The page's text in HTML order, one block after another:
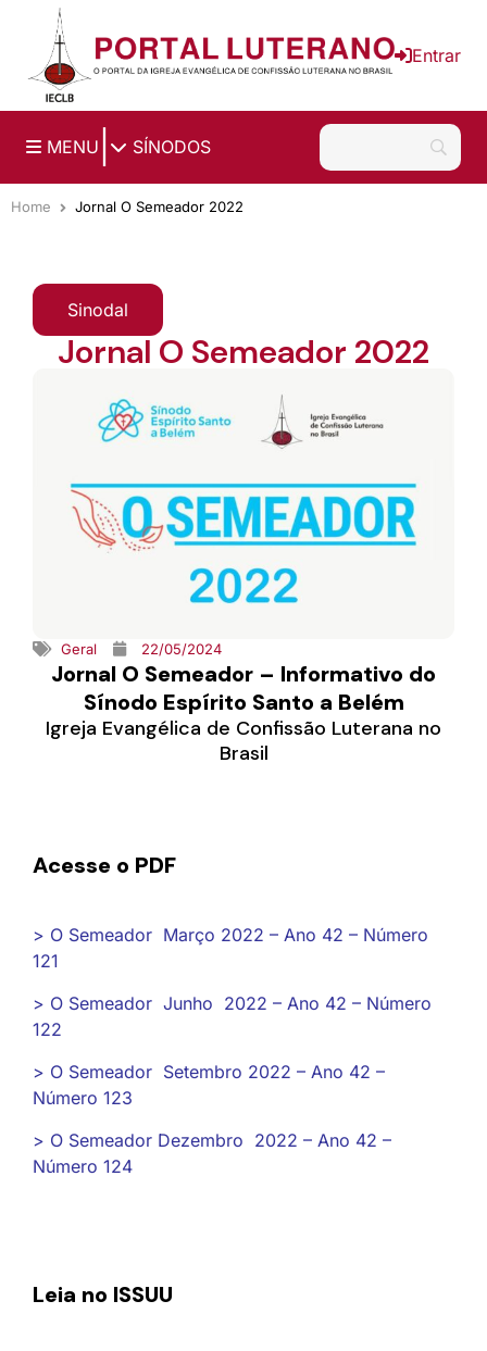
Ir para o conteúdo principal
Entrar
MENU SÍNODOS
Home Jornal O Semeador 2022
Sinodal
Jornal O Semeador 2022
Geral 22/05/2024
Jornal O Semeador – Informativo do
Sínodo Espírito Santo a Belém
Igreja Evangélica de Confissão Luterana no
Brasil
Acesse o PDF
> O Semeador Março 2022 – Ano 42 – Número
121
> O Semeador Junho 2022 – Ano 42 – Número
122
> O Semeador Setembro 2022 – Ano 42 –
Número 123
> O Semeador Dezembro 2022 – Ano 42 –
Número 124
Leia no ISSUU